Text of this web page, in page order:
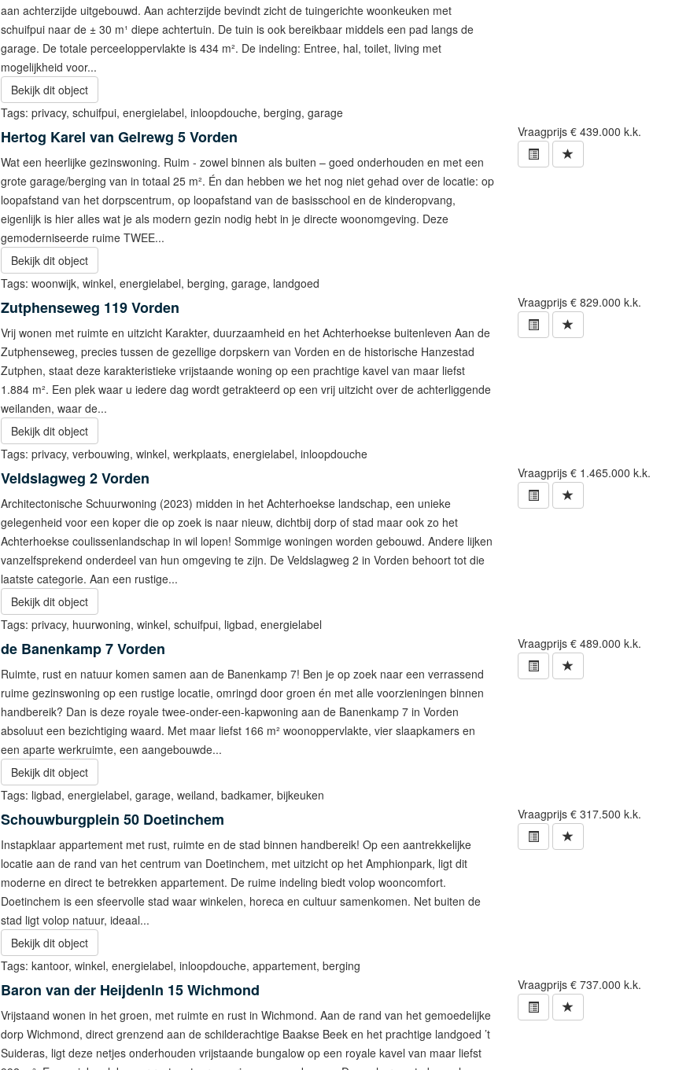
aan achterzijde uitgebouwd. Aan achterzijde bevindt zicht de tuingerichte woonkeuken met
schuifpui naar de ± 30 m¹ diepe achtertuin. De tuin is ook bereikbaar middels een pad langs de
garage. De totale perceeloppervlakte is 434 m². De indeling: Entree, hal, toilet, living met
mogelijkheid voor...
Bekijk dit object
Tags: privacy, schuifpui, energielabel, inloopdouche, berging, garage
Hertog Karel van Gelrewg 5Vorden
Wat een heerlijke gezinswoning. Ruim - zowel binnen als buiten – goed onderhouden en met een
grote garage/berging van in totaal 25 m². Én dan hebben we het nog niet gehad over de locatie: op
loopafstand van het dorpscentrum, op loopafstand van de basisschool en de kinderopvang,
eigenlijk is hier alles wat je als modern gezin nodig hebt in je directe woonomgeving. Deze
gemoderniseerde ruime TWEE...
Bekijk dit object
Tags: woonwijk, winkel, energielabel, berging, garage, landgoed
Vraagprijs € 439.000 k.k.
Zutphenseweg 119Vorden
Vrij wonen met ruimte en uitzicht Karakter, duurzaamheid en het Achterhoekse buitenleven Aan de
Zutphenseweg, precies tussen de gezellige dorpskern van Vorden en de historische Hanzestad
Zutphen, staat deze karakteristieke vrijstaande woning op een prachtige kavel van maar liefst
1.884 m². Een plek waar u iedere dag wordt getrakteerd op een vrij uitzicht over de achterliggende
weilanden, waar de...
Bekijk dit object
Tags: privacy, verbouwing, winkel, werkplaats, energielabel, inloopdouche
Vraagprijs € 829.000 k.k.
Veldslagweg 2Vorden
Architectonische Schuurwoning (2023) midden in het Achterhoekse landschap, een unieke
gelegenheid voor een koper die op zoek is naar nieuw, dichtbij dorp of stad maar ook zo het
Achterhoekse coulissenlandschap in wil lopen! Sommige woningen worden gebouwd. Andere lijken
vanzelfsprekend onderdeel van hun omgeving te zijn. De Veldslagweg 2 in Vorden behoort tot die
laatste categorie. Aan een rustige...
Bekijk dit object
Tags: privacy, huurwoning, winkel, schuifpui, ligbad, energielabel
Vraagprijs € 1.465.000 k.k.
de Banenkamp 7Vorden
Ruimte, rust en natuur komen samen aan de Banenkamp 7! Ben je op zoek naar een verrassend
ruime gezinswoning op een rustige locatie, omringd door groen én met alle voorzieningen binnen
handbereik? Dan is deze royale twee-onder-een-kapwoning aan de Banenkamp 7 in Vorden
absoluut een bezichtiging waard. Met maar liefst 166 m² woonoppervlakte, vier slaapkamers en
een aparte werkruimte, een aangebouwde...
Bekijk dit object
Tags: ligbad, energielabel, garage, weiland, badkamer, bijkeuken
Vraagprijs € 489.000 k.k.
Schouwburgplein 50 Doetinchem
Instapklaar appartement met rust, ruimte en de stad binnen handbereik! Op een aantrekkelijke
locatie aan de rand van het centrum van Doetinchem, met uitzicht op het Amphionpark, ligt dit
moderne en direct te betrekken appartement. De ruime indeling biedt volop wooncomfort.
Doetinchem is een sfeervolle stad waar winkelen, horeca en cultuur samenkomen. Net buiten de
stad ligt volop natuur, ideaal...
Bekijk dit object
Tags: kantoor, winkel, energielabel, inloopdouche, appartement, berging
Vraagprijs € 317.500 k.k.
Baron van der Heijdenln 15Wichmond
Vrijstaand wonen in het groen, met ruimte en rust in Wichmond. Aan de rand van het gemoedelijke
dorp Wichmond, direct grenzend aan de schilderachtige Baakse Beek en het prachtige landgoed ’t
Suideras, ligt deze netjes onderhouden vrijstaande bungalow op een royale kavel van maar liefst
Vraagprijs € 737.000 k.k.